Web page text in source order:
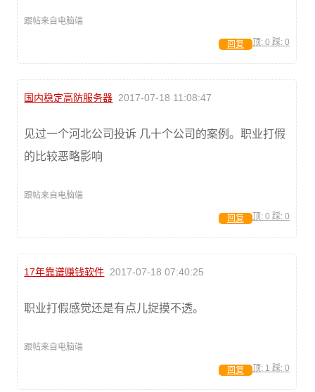
跟帖来自电脑端
顶: 0 踩: 0
回复
国内稳定高防服务器 2017-07-18 11:08:47
见过一个河北公司投诉 几十个公司的案例。职业打假
的比较恶略影响
跟帖来自电脑端
顶: 0 踩: 0
回复
17年靠谱赚钱软件 2017-07-18 07:40:25
职业打假感觉还是有点儿捉摸不透。
跟帖来自电脑端
顶: 1 踩: 0
回复